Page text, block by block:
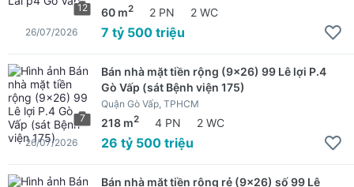
12 60 m2 2 PN 2 WC
7 tỷ 500 triệu
26/07/2026
7
Bán nhà mặt tiền rộng (9x26) 99 Lê lợi P.4
Gò Vấp (sát Bệnh viện 175)
Quận Gò Vấp, TPHCM
218 m2 4 PN 2 WC
26 tỷ 500 triệu
26/07/2026
Bán nhà mặt tiền rộng rẻ (9x26) số 99 Lê